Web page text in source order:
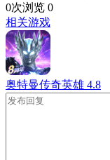
0次浏览 0
相关游戏
奥特曼传奇英雄 4.8